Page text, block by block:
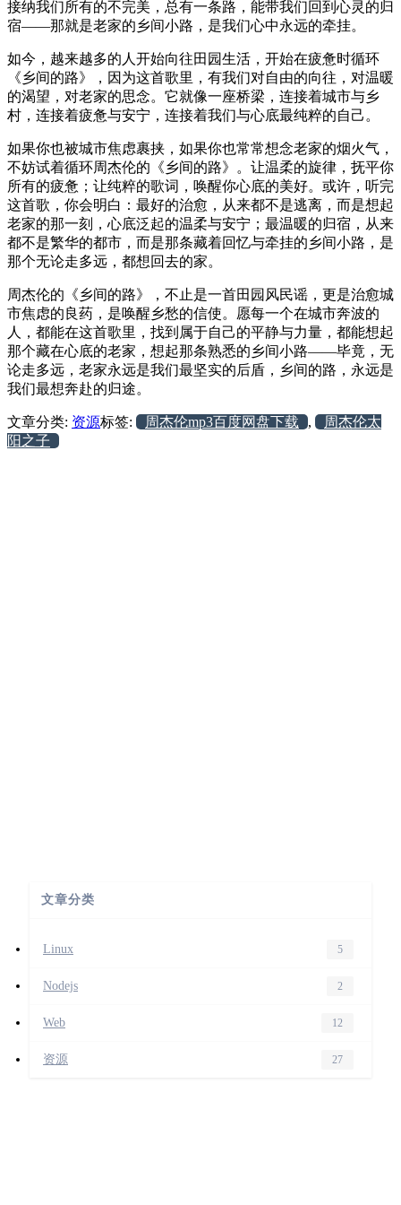
接纳我们所有的不完美，总有一条路，能带我们回到心灵的归
宿——那就是老家的乡间小路，是我们心中永远的牵挂。
如今，越来越多的人开始向往田园生活，开始在疲惫时循环
《乡间的路》，因为这首歌里，有我们对自由的向往，对温暖
的渴望，对老家的思念。它就像一座桥梁，连接着城市与乡
村，连接着疲惫与安宁，连接着我们与心底最纯粹的自己。
如果你也被城市焦虑裹挟，如果你也常常想念老家的烟火气，
不妨试着循环周杰伦的《乡间的路》。让温柔的旋律，抚平你
所有的疲惫；让纯粹的歌词，唤醒你心底的美好。或许，听完
这首歌，你会明白：最好的治愈，从来都不是逃离，而是想起
老家的那一刻，心底泛起的温柔与安宁；最温暖的归宿，从来
都不是繁华的都市，而是那条藏着回忆与牵挂的乡间小路，是
那个无论走多远，都想回去的家。
周杰伦的《乡间的路》，不止是一首田园风民谣，更是治愈城
市焦虑的良药，是唤醒乡愁的信使。愿每一个在城市奔波的
人，都能在这首歌里，找到属于自己的平静与力量，都能想起
那个藏在心底的老家，想起那条熟悉的乡间小路——毕竟，无
论走多远，老家永远是我们最坚实的后盾，乡间的路，永远是
我们最想奔赴的归途。
文章分类: 资源标签: 周杰伦mp3百度网盘下载 ,
周杰伦太
阳之子
文章分类
Linux 5
Nodejs 2
Web 12
资源 27